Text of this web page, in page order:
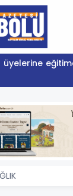
üyelerine